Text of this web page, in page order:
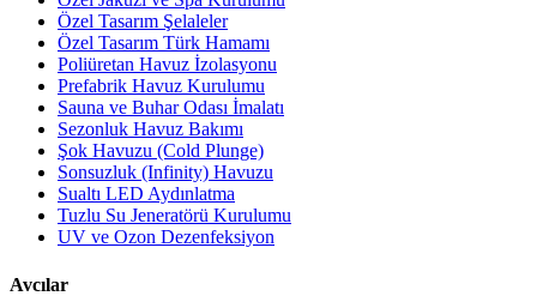
Özel Tasarım Şelaleler
Özel Tasarım Türk Hamamı
Poliüretan Havuz İzolasyonu
Prefabrik Havuz Kurulumu
Sauna ve Buhar Odası İmalatı
Sezonluk Havuz Bakımı
Şok Havuzu (Cold Plunge)
Sonsuzluk (Infinity) Havuzu
Sualtı LED Aydınlatma
Tuzlu Su Jeneratörü Kurulumu
UV ve Ozon Dezenfeksiyon
Avcılar